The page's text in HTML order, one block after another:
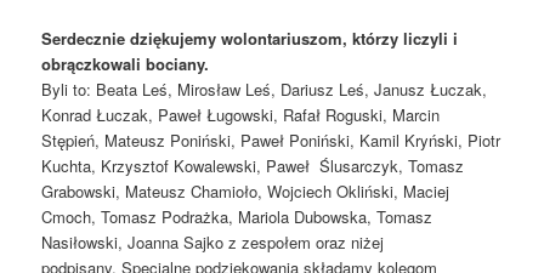
Serdecznie dziękujemy wolontariuszom, którzy liczyli i
obrączkowali bociany.
Byli to: Beata Leś, Mirosław Leś, Dariusz Leś, Janusz Łuczak,
Konrad Łuczak, Paweł Ługowski, Rafał Roguski, Marcin
Stępień, Mateusz Poniński, Paweł Poniński, Kamil Kryński, Piotr
Kuchta, Krzysztof Kowalewski, Paweł Ślusarczyk, Tomasz
Grabowski, Mateusz Chamioło, Wojciech Okliński, Maciej
Cmoch, Tomasz Podrażka, Mariola Dubowska, Tomasz
Nasiłowski, Joanna Sajko z zespołem oraz niżej
podpisany. Specjalne podziękowania składamy kolegom